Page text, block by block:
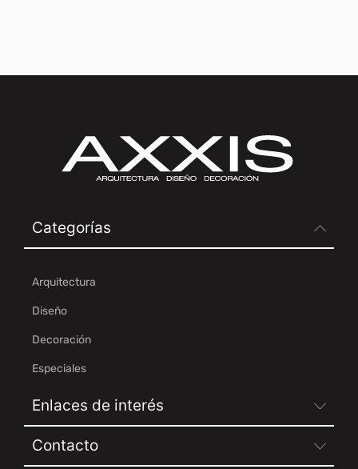
Categorías
Arquitectura
Diseño
Decoración
Especiales
Enlaces de interés
Contacto